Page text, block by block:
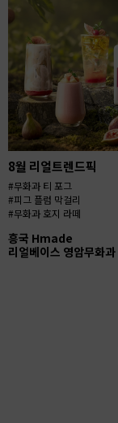
8월 리얼트렌드픽
#무화과 티 포그
#피그 플럼 막걸리
#무화과 호지 라떼
흥국 Hmade
리얼베이스 영암무화과